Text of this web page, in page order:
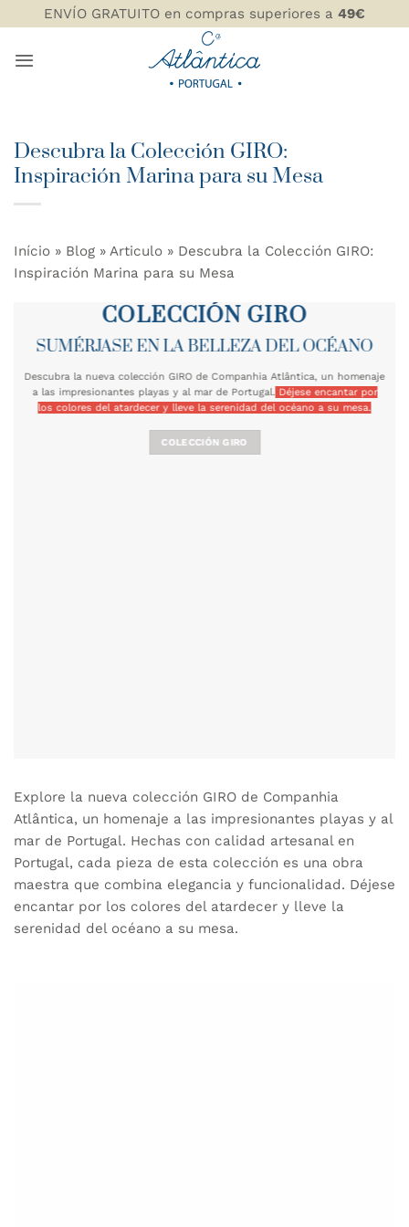
al
contenido
ENVÍO GRATUITO en compras superiores a 49€
Descubra la Colección GIRO:
Inspiración Marina para su Mesa
Início » Blog » Articulo » Descubra la Colección GIRO:
Inspiración Marina para su Mesa
COLECCIÓN GIRO
SUMÉRJASE EN LA BELLEZA DEL OCÉANO
Descubra la nueva colección GIRO de Companhia Atlântica, un homenaje
a las impresionantes playas y al mar de Portugal. Déjese encantar por
los colores del atardecer y lleve la serenidad del océano a su mesa.
COLECCIÓN GIRO
Explore la nueva colección GIRO de Companhia
Atlântica, un homenaje a las impresionantes playas y al
mar de Portugal. Hechas con calidad artesanal en
Portugal, cada pieza de esta colección es una obra
maestra que combina elegancia y funcionalidad. Déjese
encantar por los colores del atardecer y lleve la
serenidad del océano a su mesa.